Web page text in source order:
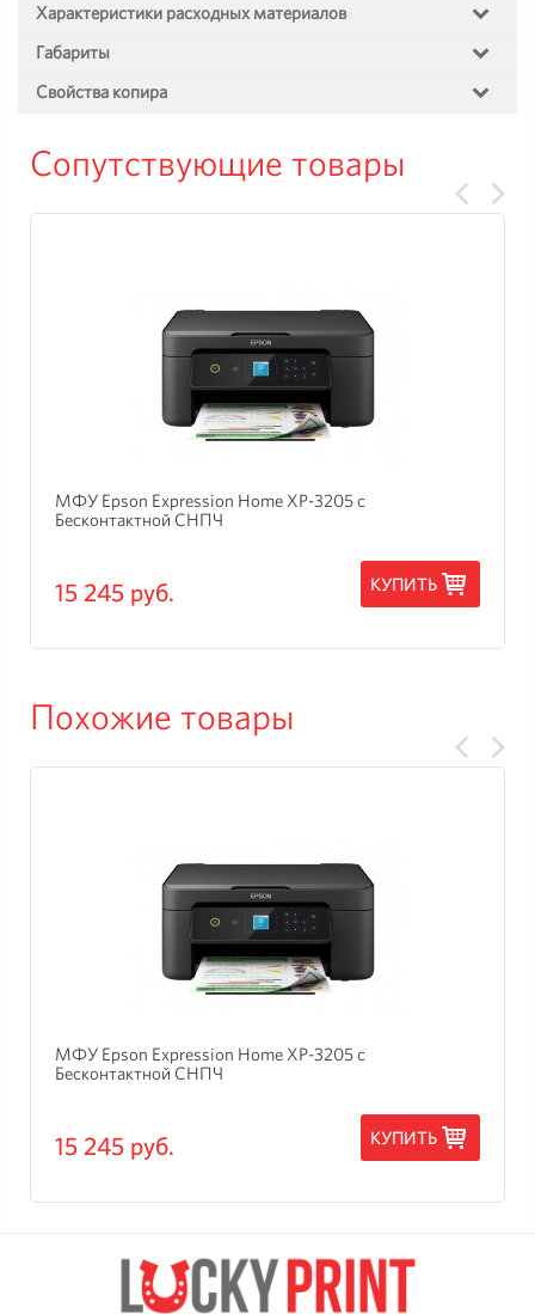
Характеристики расходных материалов
Габариты
Свойства копира
Сопутствующие товары
МФУ Epson Expression Home XP-3205 с
Бесконтактной СНПЧ
15 245 руб. КУПИТЬ
Похожие товары
МФУ Epson Expression Home XP-3205 с
Бесконтактной СНПЧ
15 245 руб. КУПИТЬ